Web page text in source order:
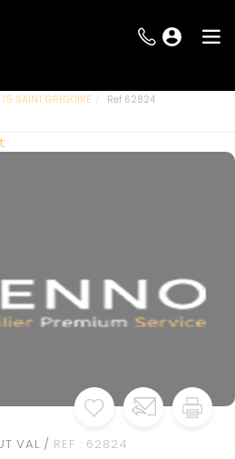
T5 SAINT GREGOIRE Ref 62824
VAL / REF : 62824